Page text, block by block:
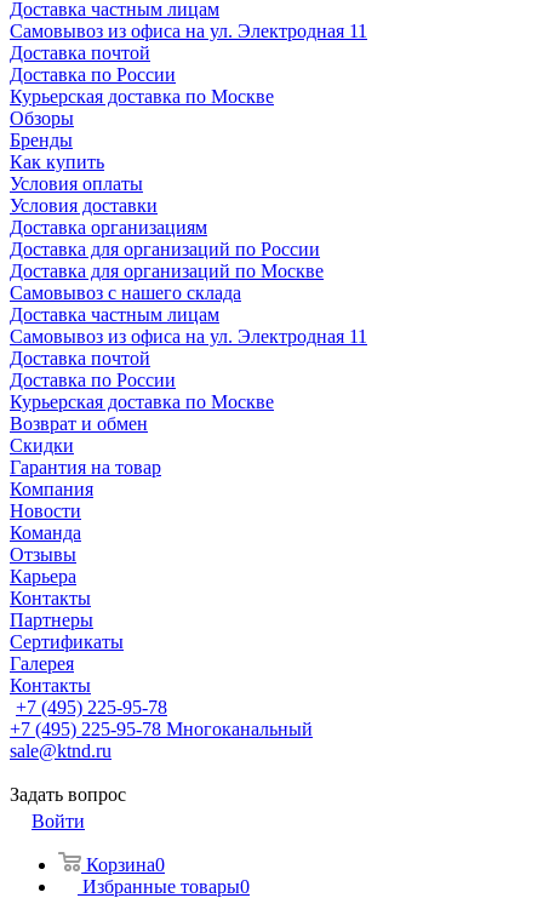
Доставка частным лицам
Самовывоз из офиса на ул. Электродная 11
Доставка почтой
Доставка по России
Курьерская доставка по Москве
Обзоры
Бренды
Как купить
Условия оплаты
Условия доставки
Доставка организациям
Доставка для организаций по России
Доставка для организаций по Москве
Самовывоз с нашего склада
Доставка частным лицам
Самовывоз из офиса на ул. Электродная 11
Доставка почтой
Доставка по России
Курьерская доставка по Москве
Возврат и обмен
Скидки
Гарантия на товар
Компания
Новости
Команда
Отзывы
Карьера
Контакты
Партнеры
Сертификаты
Галерея
Контакты
+7 (495) 225-95-78
+7 (495) 225-95-78 Многоканальный
sale@ktnd.ru
Задать вопрос
Войти
Корзина0
Избранные товары0